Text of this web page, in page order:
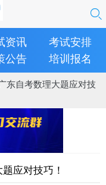
资讯
考试安排
公告 培训报名
东自考数理大题应对技
应对技巧！